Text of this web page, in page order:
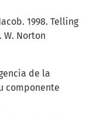
1998. Telling
W. Norton
de la
componente